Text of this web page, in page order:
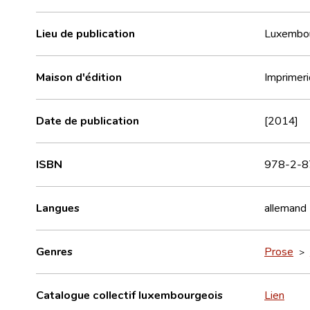
Lieu de publication
Maison d'édition
Date de publication [2014]
ISBN 978-2-
Langues allemand
Genres Prose >
Catalogue collectif luxembourgeois Lien